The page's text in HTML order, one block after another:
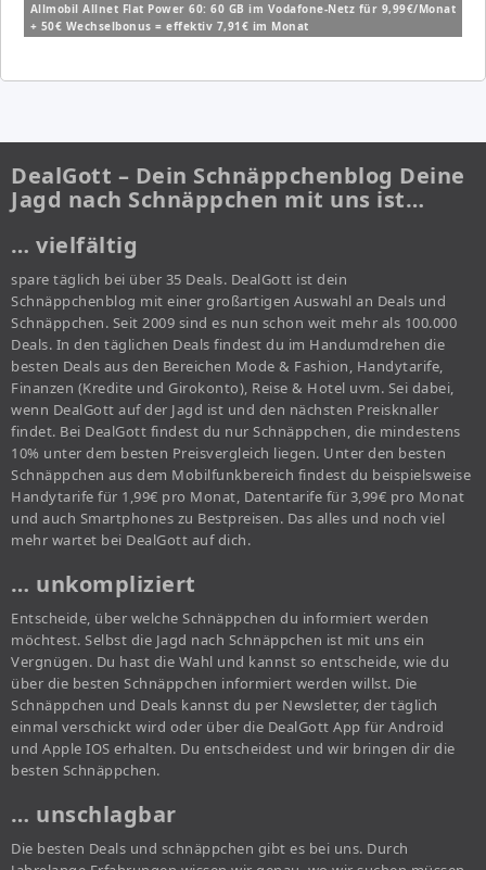
Allmobil Allnet Flat Power 60: 60 GB im Vodafone-Netz für 9,99€/Monat
+ 50€ Wechselbonus = effektiv 7,91€ im Monat
DealGott – Dein Schnäppchenblog Deine
Jagd nach Schnäppchen mit uns ist…
… vielfältig
spare täglich bei über 35 Deals. DealGott ist dein
Schnäppchenblog mit einer großartigen Auswahl an Deals und
Schnäppchen. Seit 2009 sind es nun schon weit mehr als 100.000
Deals. In den täglichen Deals findest du im Handumdrehen die
besten Deals aus den Bereichen Mode & Fashion, Handytarife,
Finanzen (Kredite und Girokonto), Reise & Hotel uvm. Sei dabei,
wenn DealGott auf der Jagd ist und den nächsten Preisknaller
findet. Bei DealGott findest du nur Schnäppchen, die mindestens
10% unter dem besten Preisvergleich liegen. Unter den besten
Schnäppchen aus dem Mobilfunkbereich findest du beispielsweise
Handytarife für 1,99€ pro Monat, Datentarife für 3,99€ pro Monat
und auch Smartphones zu Bestpreisen. Das alles und noch viel
mehr wartet bei DealGott auf dich.
… unkompliziert
Entscheide, über welche Schnäppchen du informiert werden
möchtest. Selbst die Jagd nach Schnäppchen ist mit uns ein
Vergnügen. Du hast die Wahl und kannst so entscheide, wie du
über die besten Schnäppchen informiert werden willst. Die
Schnäppchen und Deals kannst du per Newsletter, der täglich
einmal verschickt wird oder über die DealGott App für Android
und Apple IOS erhalten. Du entscheidest und wir bringen dir die
besten Schnäppchen.
… unschlagbar
Die besten Deals und schnäppchen gibt es bei uns. Durch